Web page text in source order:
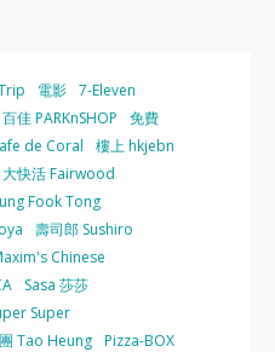
電影 7-Eleven
百佳 PARKnSHOP
免費
de Coral
樓上 hkjebn
大快活 Fairwood
Fook Tong
壽司郎 Sushiro
Chinese
Sasa 莎莎
Super
Tao Heung Pizza-BOX